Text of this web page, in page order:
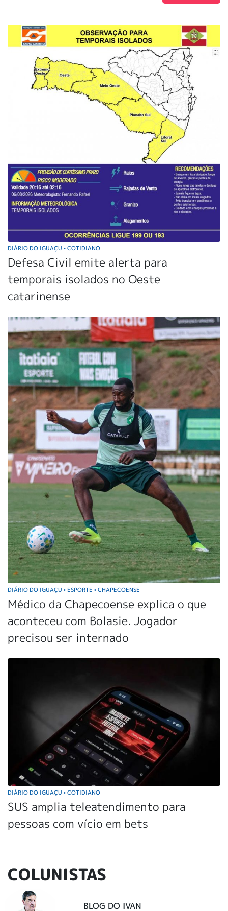
DIÁRIO DO IGUAÇU • COTIDIANO
Defesa Civil emite alerta para
temporais isolados no Oeste
catarinense
DIÁRIO DO IGUAÇU • ESPORTE • CHAPECOENSE
Médico da Chapecoense explica o que
aconteceu com Bolasie. Jogador
precisou ser internado
DIÁRIO DO IGUAÇU • COTIDIANO
SUS amplia teleatendimento para
pessoas com vício em bets
COLUNISTAS
BLOG DO IVAN